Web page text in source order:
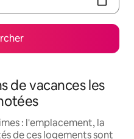
de vacances les
: l'emplacement, la
de ces logements sont